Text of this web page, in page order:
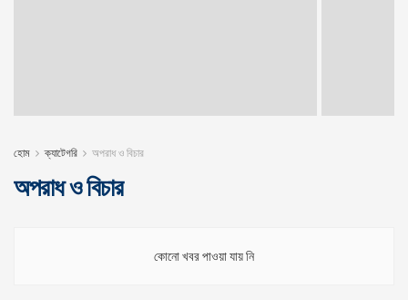
হোম ক্যাটেগরি অপরাধ ও বিচার
অপরাধ ও বিচার
কোনো খবর পাওয়া যায় নি